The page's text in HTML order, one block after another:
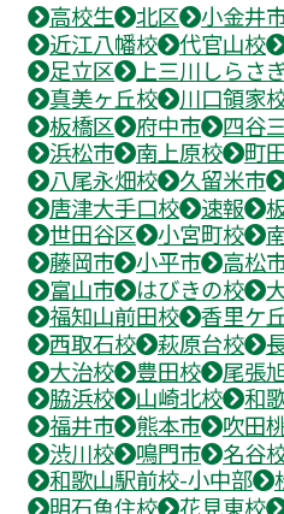
高校生
北区 小金井
近江八幡校
代官山校
足立区
上三川しらさ
真美ヶ丘校
川口領家
板橋区
府中市 四谷
浜松市
南上原校 町
八尾永畑校
久留米市
唐津大手口校
速報
世田谷区
小宮町校
藤岡市
小平市 高松
富山市
はびきの校
福知山前田校
香里ケ
西取石校
萩原台校
大治校
豊田校 尾張
脇浜校
山崎北校 和
福井市
熊本市 吹田
渋川校
鳴門市
名谷
和歌山駅前校-小中部
明石魚住校
花見東校